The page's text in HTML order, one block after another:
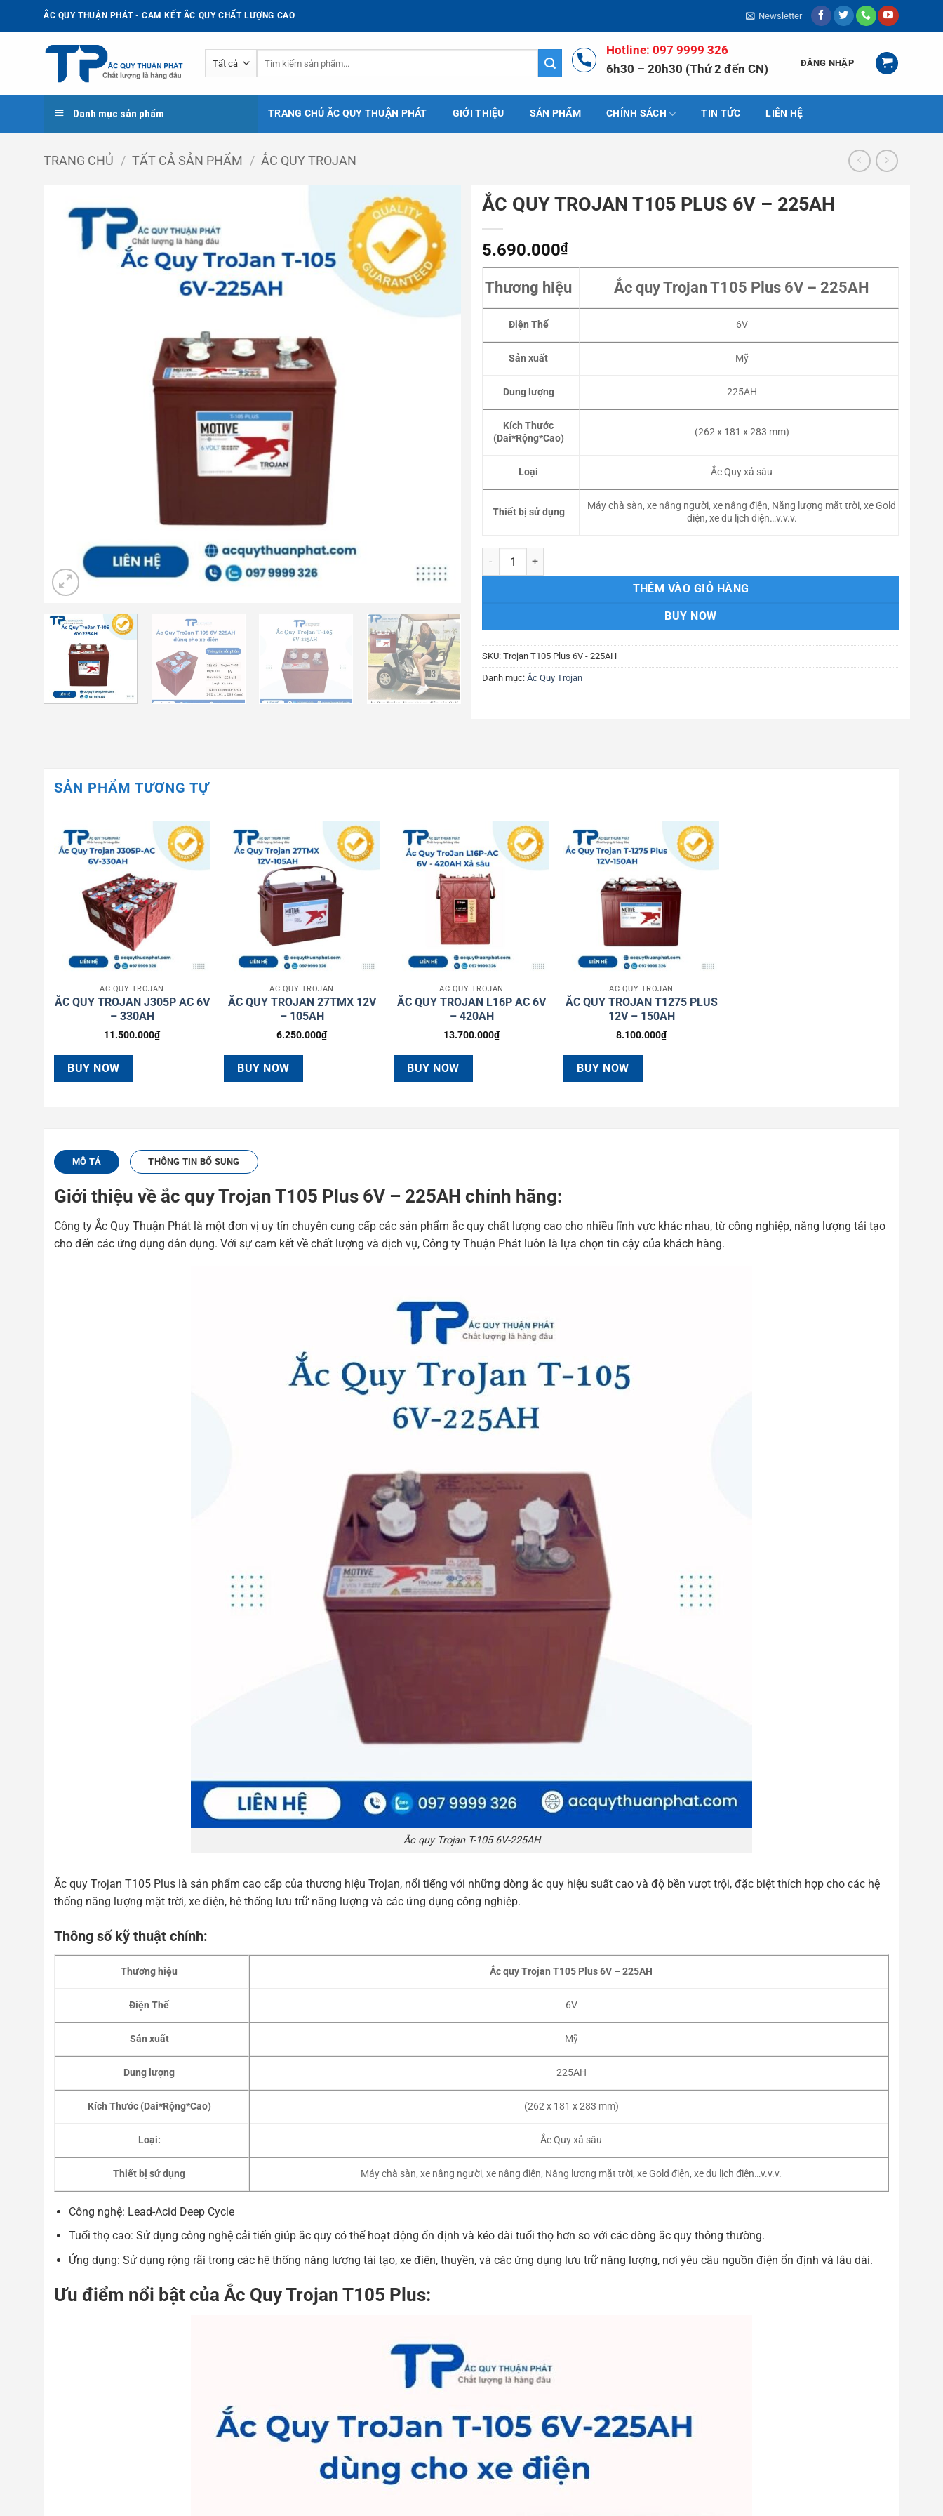
ẮC QUY THUẬN PHÁT - CAM KẾT ẮC QUY CHẤT LƯỢNG CAO Newsletter
kiếm:
Hotline: 097 9999 326
6h30 – 20h30 (Thứ 2 đến CN)
ĐĂNG NHẬP
Danh mục sản phẩm TRANG CHỦ ẮC QUY THUẬN PHÁT GIỚI THIỆU SẢN PHẨM CHÍNH SÁCH TIN TỨC LIÊN HỆ
TRANG CHỦ / TẤT CẢ SẢN PHẨM / ẮC QUY TROJAN
ẮC QUY TROJAN T105 PLUS 6V – 225AH
5.690.000₫
Thương hiệu Ắc quy Trojan T105 Plus 6V – 225AH
Điện Thế 6V
Sản xuất Mỹ
Dung lượng 225AH
Kích Thước
(Dai*Rộng*Cao)
(262 x 181 x 283 mm)
Loại Ắc Quy xả sâu
Thiết bị sử dụng
Máy chà sàn, xe nâng người, xe nâng điện, Năng lượng mặt trời, xe Gold
điện, xe du lịch điện…v.v.v.
ẮC QUY TROJAN T105 PLUS 6V – 225AH số lượng
THÊM VÀO GIỎ HÀNG
BUY NOW
SKU: Trojan T105 Plus 6V - 225AH
Danh mục: Ắc Quy Trojan
SẢN PHẨM TƯƠNG TỰ
ẮC QUY TROJAN
ẮC QUY TROJAN J305P AC 6V
– 330AH
11.500.000₫
BUY NOW
ẮC QUY TROJAN
ẮC QUY TROJAN 27TMX 12V
– 105AH
6.250.000₫
BUY NOW
ẮC QUY TROJAN
ẮC QUY TROJAN L16P AC 6V
– 420AH
13.700.000₫
BUY NOW
ẮC QUY TROJAN
ẮC QUY TROJAN T1275 PLUS
12V – 150AH
8.100.000₫
BUY NOW
MÔ TẢ THÔNG TIN BỔ SUNG
Giới thiệu về ắc quy Trojan T105 Plus 6V – 225AH chính hãng:
Công ty Ắc Quy Thuận Phát là một đơn vị uy tín chuyên cung cấp các sản phẩm ắc quy chất lượng cao cho nhiều lĩnh vực khác nhau, từ công nghiệp, năng lượng tái tạo
cho đến các ứng dụng dân dụng. Với sự cam kết về chất lượng và dịch vụ, Công ty Thuận Phát luôn là lựa chọn tin cậy của khách hàng.
Ắc quy Trojan T-105 6V-225AH
Ắc quy Trojan T105 Plus là sản phẩm cao cấp của thương hiệu Trojan, nổi tiếng với những dòng ắc quy hiệu suất cao và độ bền vượt trội, đặc biệt thích hợp cho các hệ
thống năng lượng mặt trời, xe điện, hệ thống lưu trữ năng lượng và các ứng dụng công nghiệp.
Thông số kỹ thuật chính:
Thương hiệu Ắc quy Trojan T105 Plus 6V – 225AH
Điện Thế 6V
Sản xuất Mỹ
Dung lượng 225AH
Kích Thước (Dai*Rộng*Cao) (262 x 181 x 283 mm)
Loại: Ắc Quy xả sâu
Thiết bị sử dụng Máy chà sàn, xe nâng người, xe nâng điện, Năng lượng mặt trời, xe Gold điện, xe du lịch điện…v.v.v.
Công nghệ: Lead-Acid Deep Cycle
Tuổi thọ cao: Sử dụng công nghệ cải tiến giúp ắc quy có thể hoạt động ổn định và kéo dài tuổi thọ hơn so với các dòng ắc quy thông thường.
Ứng dụng: Sử dụng rộng rãi trong các hệ thống năng lượng tái tạo, xe điện, thuyền, và các ứng dụng lưu trữ năng lượng, nơi yêu cầu nguồn điện ổn định và lâu dài.
Ưu điểm nổi bật của Ắc Quy Trojan T105 Plus: